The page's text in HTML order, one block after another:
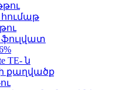
հումաթ
ֆուլվատ
TE- ն
քաղվածք